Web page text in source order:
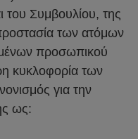
του Συμβουλίου, της
των ατόμων
προσωπικού
κυκλοφορία των
για την
ως: